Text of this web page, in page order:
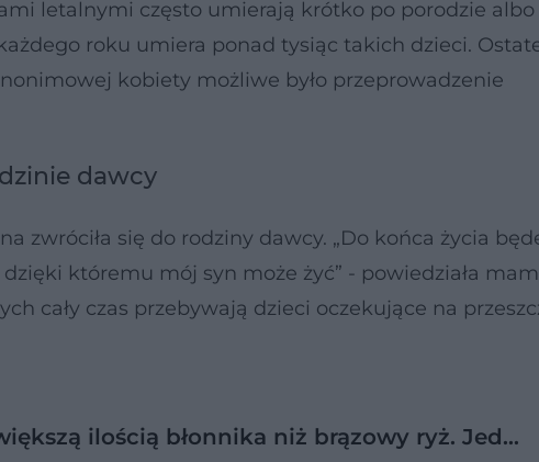
letalnymi często umierają krótko po porodzie albo
roku umiera ponad tysiąc takich dzieci.
kobiety możliwe było przeprowadzenie
dawcy
zwróciła się do rodziny dawcy. „Do końca życia
któremu mój syn może żyć” - powiedziała
cały czas przebywają dzieci oczekujące na
ilością błonnika niż brązowy ryż. Jed…